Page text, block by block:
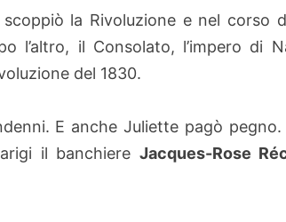
la Rivoluzione e nel corso
l’altro, il Consolato, l’impero di
del 1830.
E anche Juliette pagò pegno.
il banchiere Jacques-Rose